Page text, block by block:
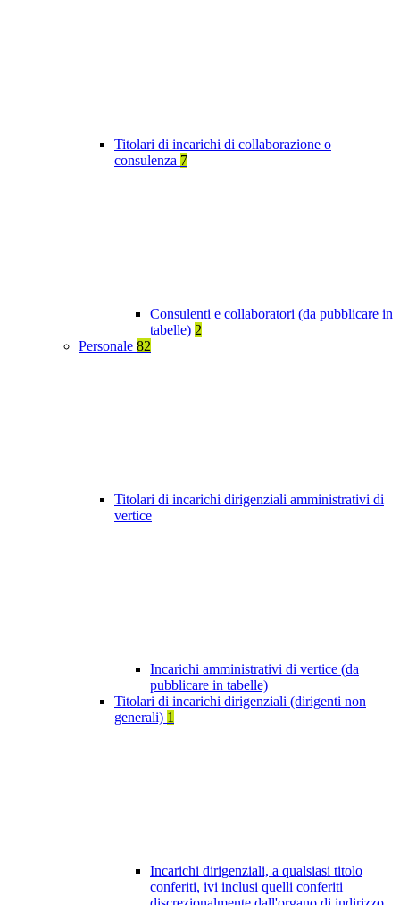
Titolari di incarichi di collaborazione o
consulenza 7
Consulenti e collaboratori (da pubblicare in
tabelle) 2
Personale 82
Titolari di incarichi dirigenziali amministrativi di
vertice
Incarichi amministrativi di vertice (da
pubblicare in tabelle)
Titolari di incarichi dirigenziali (dirigenti non
generali) 1
Incarichi dirigenziali, a qualsiasi titolo
conferiti, ivi inclusi quelli conferiti